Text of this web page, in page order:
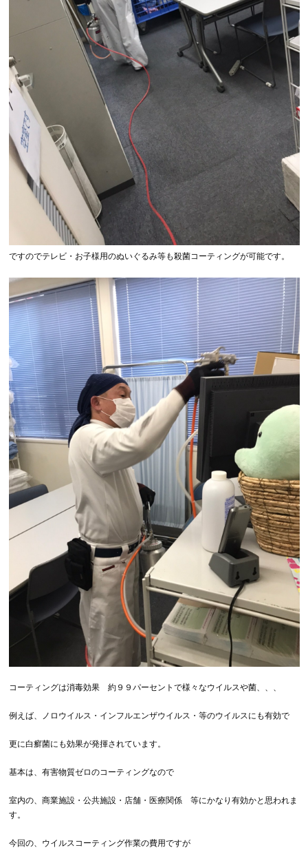
ですのでテレビ・お子様用のぬいぐるみ等も殺菌コーティングが可能です。
コーティングは消毒効果 約９９パーセントで様々なウイルスや菌、、、
例えば、ノロウイルス・インフルエンザウイルス・等のウイルスにも有効で
更に白癬菌にも効果が発揮されています。
基本は、有害物質ゼロのコーティングなので
室内の、商業施設・公共施設・店舗・医療関係 等にかなり有効かと思われま
す。
今回の、ウイルスコーティング作業の費用ですが